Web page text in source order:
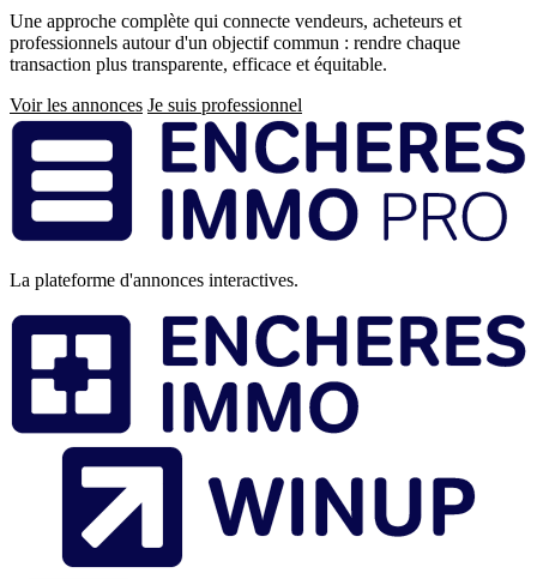
Une approche complète qui connecte vendeurs, acheteurs et
professionnels autour d'un objectif commun : rendre chaque
transaction plus transparente, efficace et équitable.
Voir les annonces Je suis professionnel
Pied
de
page
La plateforme d'annonces interactives.